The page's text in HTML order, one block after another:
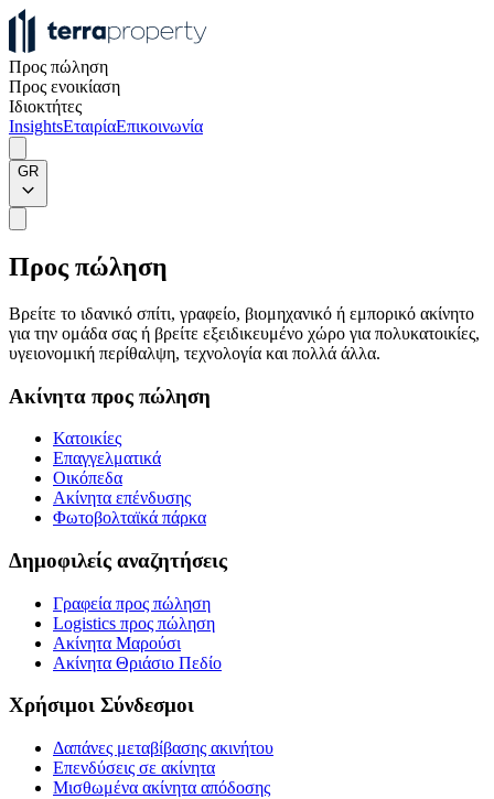
Προς πώληση
Προς ενοικίαση
Ιδιοκτήτες
InsightsΕταιρίαΕπικοινωνία
GR
Προς πώληση
Βρείτε το ιδανικό σπίτι, γραφείο, βιομηχανικό ή εμπορικό ακίνητο
για την ομάδα σας ή βρείτε εξειδικευμένο χώρο για πολυκατοικίες,
υγειονομική περίθαλψη, τεχνολογία και πολλά άλλα.
Ακίνητα προς πώληση
Κατοικίες
Επαγγελματικά
Οικόπεδα
Ακίνητα επένδυσης
Φωτοβολταϊκά πάρκα
Δημοφιλείς αναζητήσεις
Γραφεία προς πώληση
Logistics προς πώληση
Ακίνητα Μαρούσι
Ακίνητα Θριάσιο Πεδίο
Χρήσιμοι Σύνδεσμοι
Δαπάνες μεταβίβασης ακινήτου
Επενδύσεις σε ακίνητα
Μισθωμένα ακίνητα απόδοσης